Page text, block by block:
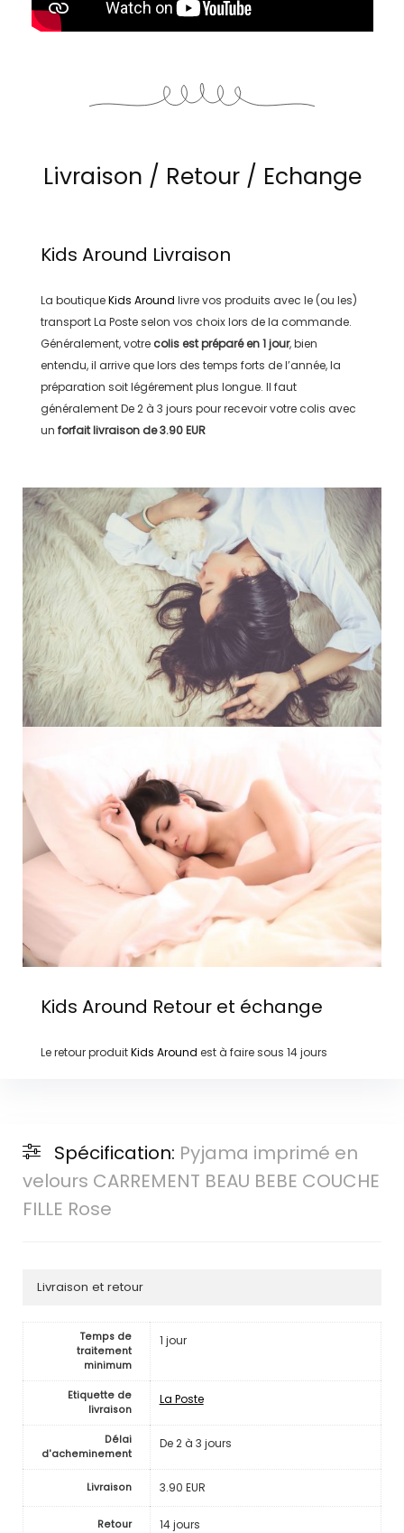
Livraison / Retour / Echange
Kids Around Livraison
La boutiqueKids Around livre vos produits avec le (ou les)
transportLa Posteselon vos choix lors de la commande.
Généralement, votre colis est préparé en1 jour, bien
entendu, il arrive que lors des temps forts de l’année, la
préparation soit légérement plus longue. Il faut
généralementDe 2 à 3 jours pour recevoir votre colis avec
un forfait livraison de3.90 EUR
Kids Around Retour et échange
Le retour produitKids Around est à faire sous 14 jours
Spécification: Pyjama imprimé en
velours CARREMENT BEAU BEBE COUCHE
FILLE Rose
Livraison et retour
Temps de
traitement
minimum
1 jour
Etiquette de
livraison
La Poste
Délai
d'acheminement
De 2 à 3 jours
Livraison 3.90 EUR
Retour 14 jours